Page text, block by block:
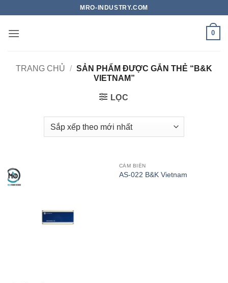
nội
MRO-INDUSTRY.COM
0
TRANG CHỦ / SẢN PHẨM ĐƯỢC GẮN THẺ “B&K
VIETNAM”
LỌC
CẢM BIẾN
AS-022 B&K Vietnam